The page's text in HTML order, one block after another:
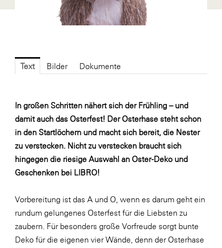
FG UBIT Salzburg
FRoSTA
Gardena
Gas Connect Austria
GBV - Verband gemeinnütziger
Bauvereinigungen
Getzner Werkstoffe
ikp
Johnson & Johnson
JELD-WEN DANA
Text Bilder Dokumente
In großen Schritten nähert sich der Frühling – und
damit auch das Osterfest! Der Osterhase steht schon
in den Startlöchern und macht sich bereit, die Nester
zu verstecken. Nicht zu verstecken braucht sich
hingegen die riesige Auswahl an Oster-Deko und
Geschenken bei LIBRO!
Vorbereitung ist das A und O, wenn es darum geht ein
rundum gelungenes Osterfest für die Liebsten zu
zaubern. Für besonders große Vorfreude sorgt bunte
Deko für die eigenen vier Wände, denn der Osterhase